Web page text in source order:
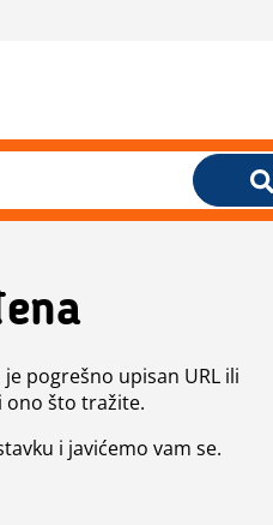
pogrešno upisan URL ili
ono što tražite.
i javićemo vam se.